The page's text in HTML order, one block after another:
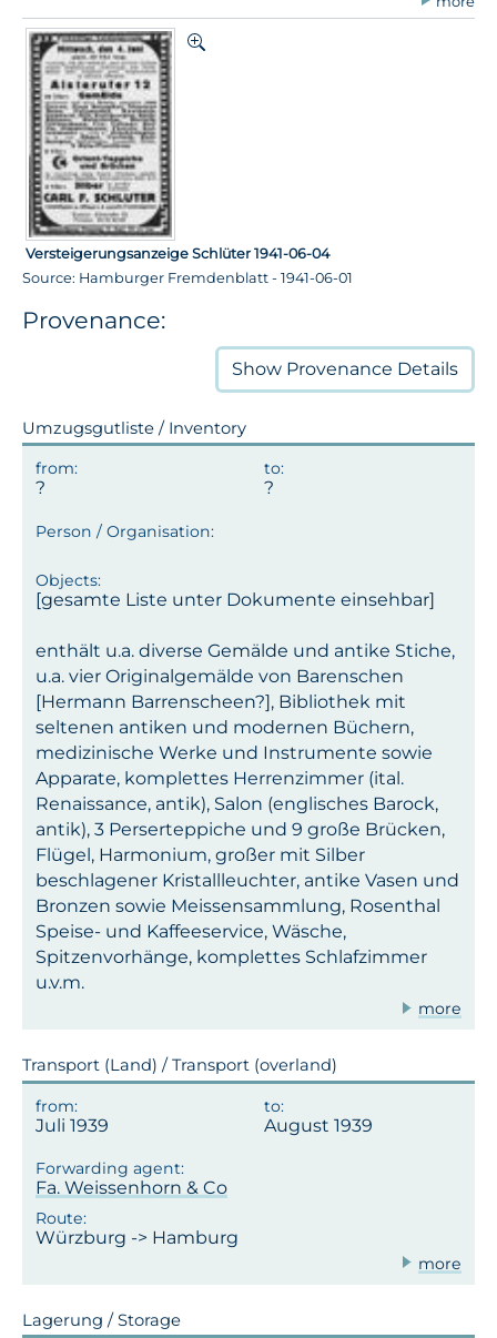
Versteigerungsanzeige Schlüter 1941-06-04
Source: Hamburger Fremdenblatt - 1941-06-01
Provenance:
Show Provenance Details
Umzugsgutliste / Inventory
[gesamte Liste unter Dokumente einsehbar]
enthält u.a. diverse Gemälde und antike Stiche,
u.a. vier Originalgemälde von Barenschen
[Hermann Barrenscheen?], Bibliothek mit
seltenen antiken und modernen Büchern,
medizinische Werke und Instrumente sowie
Apparate, komplettes Herrenzimmer (ital.
Renaissance, antik), Salon (englisches Barock,
antik), 3 Perserteppiche und 9 große Brücken,
Flügel, Harmonium, großer mit Silber
beschlagener Kristallleuchter, antike Vasen und
Bronzen sowie Meissensammlung, Rosenthal
Speise- und Kaffeeservice, Wäsche,
Spitzenvorhänge, komplettes Schlafzimmer
u.v.m.
more
Transport (Land) / Transport (overland)
Juli 1939 August 1939
Fa. Weissenhorn & Co
Würzburg -> Hamburg
more
Lagerung / Storage